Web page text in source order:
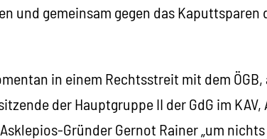
und gemeinsam gegen das
in einem Rechtsstreit mit dem
der Hauptgruppe II der GdG im KAV,
Gründer Gernot Rainer „um